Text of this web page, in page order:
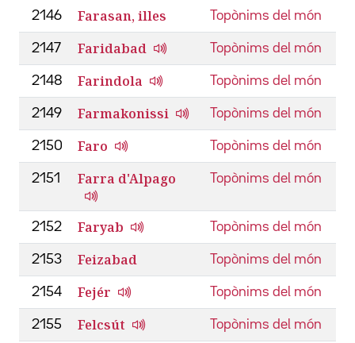
2146 Farasan, illes Topònims del món
2147 Faridabad Topònims del món
2148 Farindola Topònims del món
2149 Farmakonissi Topònims del món
2150 Faro Topònims del món
2151 Farra d'Alpago Topònims del món
2152 Faryab Topònims del món
2153 Feizabad Topònims del món
2154 Fejér Topònims del món
2155 Felcsút Topònims del món